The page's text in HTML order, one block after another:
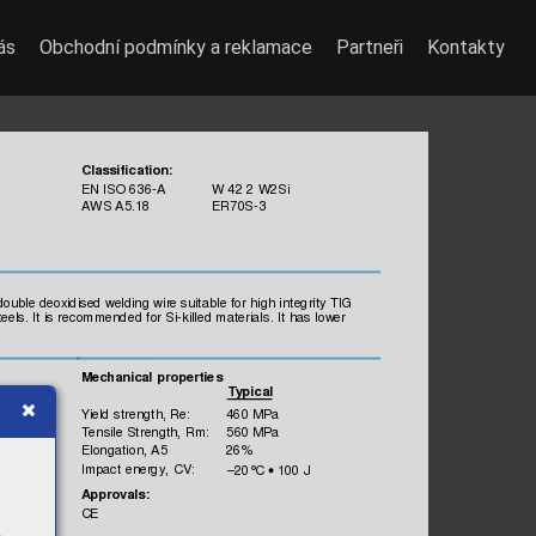
Classification:
EN ISO 636-A W 42 2 W2Si
AWS A5.18 ER70S-3
deoxidised welding wire suitable for high integrity TI G
It is recom mended for Si-killed materials. I t has
lower
Mechanical properties
Typical
Yield strength, Re: 460 MPa
Tensile Strength, Rm:
560 MPa
Elongation, A5
26%
Impact energy, CV: –20°C • 100 J
Approvals:
CE
Obchodní podmínky a reklamace Partneři Kontakty